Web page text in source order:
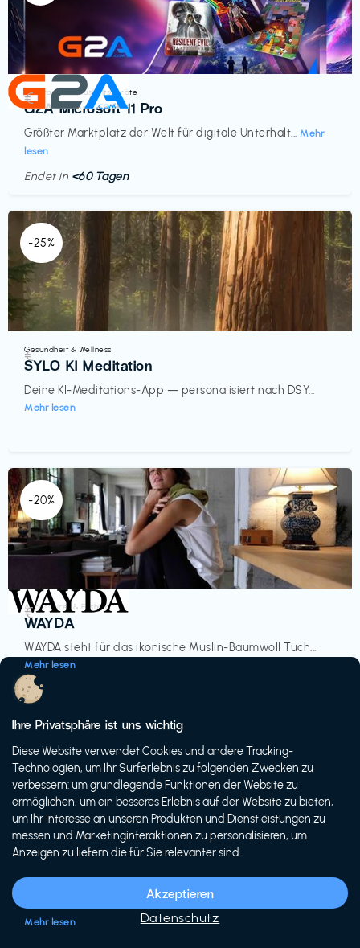
Elektronik & Haushaltsgeräte
G2A Microsoft 11 Pro
Größter Marktplatz der Welt für digitale Unterhalt... Mehr
lesen
€‎
Endet in <60 Tagen
-25%
Gesundheit & Wellness
SYLO KI Meditation
Deine KI-Meditations-App — personalisiert nach DSY...
Mehr lesen
€‎
-20%
Accessoires & Fashion
WAYDA
WAYDA steht für das ikonische Muslin-Baumwoll Tuch...
Mehr lesen
€‎
-20%
Siech Cycles
Entdecke den Schweizer Brand für urbane Fahrräder...
Mehr lesen
Ihre Privatsphäre ist uns wichtig
Diese Website verwendet Cookies und andere Tracking-
Technologien, um Ihr Surferlebnis zu folgenden Zwecken zu
verbessern: um grundlegende Funktionen der Website zu
ermöglichen, um ein besseres Erlebnis auf der Website zu bieten,
um Ihr Interesse an unseren Produkten und Dienstleistungen zu
messen und Marketinginteraktionen zu personalisieren, um
Anzeigen zu liefern die für Sie relevanter sind.
Akzeptieren
Datenschutz